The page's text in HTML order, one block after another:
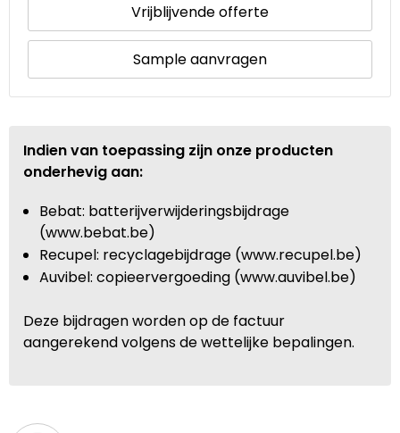
Vrijblijvende offerte
Sample aanvragen
Indien van toepassing zijn onze producten
onderhevig aan:
Bebat: batterijverwijderingsbijdrage
(www.bebat.be)
Recupel: recyclagebijdrage (www.recupel.be)
Auvibel: copieervergoeding (www.auvibel.be)
Deze bijdragen worden op de factuur
aangerekend volgens de wettelijke bepalingen.